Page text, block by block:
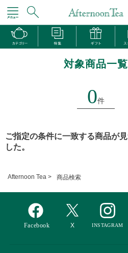
対象商品一覧
0件
ご指定の条件に一致する商品が
した。
Afternoon Tea > 商品検索